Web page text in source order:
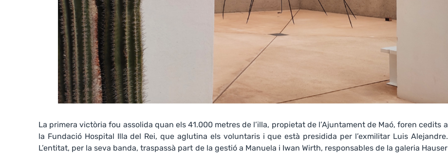
La primera victòria fou assolida quan els 41.000 metres de l’illa, propietat de l’Ajuntament de Maó, foren cedits a
la Fundació Hospital Illa del Rei, que aglutina els voluntaris i que està presidida per l’exmilitar Luis Alejandre.
L’entitat, per la seva banda, traspassà part de la gestió a Manuela i Iwan Wirth, responsables de la galeria Hauser